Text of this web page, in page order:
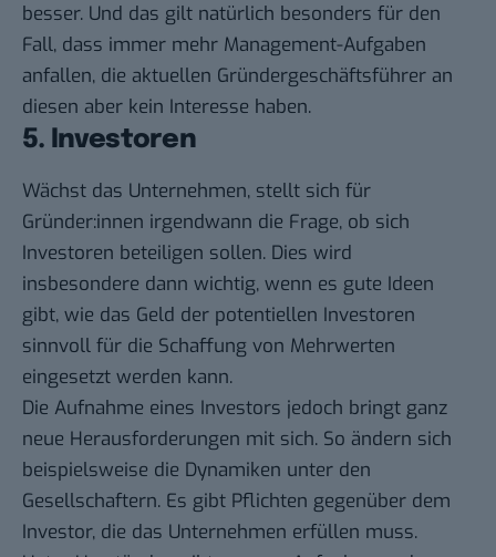
besser. Und das gilt natürlich besonders für den
Fall, dass immer mehr Management-Aufgaben
anfallen, die aktuellen Gründergeschäftsführer an
diesen aber kein Interesse haben.
5. Investoren
Wächst das Unternehmen, stellt sich für
Gründer:innen irgendwann die Frage, ob sich
Investoren beteiligen sollen. Dies wird
insbesondere dann wichtig, wenn es gute Ideen
gibt, wie das Geld der potentiellen Investoren
sinnvoll für die Schaffung von Mehrwerten
eingesetzt werden kann.
Die Aufnahme eines Investors jedoch bringt ganz
neue Herausforderungen mit sich. So ändern sich
beispielsweise die Dynamiken unter den
Gesellschaftern. Es gibt Pflichten gegenüber dem
Investor, die das Unternehmen erfüllen muss.